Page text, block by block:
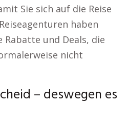
Sie sich auf die Reise
haben
und Deals, die
nicht
– deswegen es